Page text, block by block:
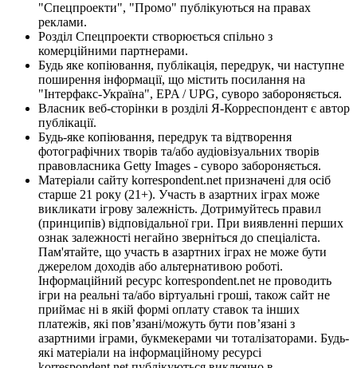
"Спецпроекти", "Промо" публікуються на правах
реклами.
Розділ Спецпроекти створюється спільно з
комерційними партнерами.
Будь яке копіювання, публікація, передрук, чи наступне
поширення інформації, що містить посилання на
"Інтерфакс-Україна", EPA / UPG, суворо забороняється.
Власник веб-сторінки в розділі Я-Корреспондент є автор
публікації.
Будь-яке копіювання, передрук та відтворення
фотографічних творів та/або аудіовізуальних творів
правовласника Getty Images - суворо забороняється.
Матеріали сайту korrespondent.net призначені для осіб
старше 21 року (21+). Участь в азартних іграх може
викликати ігрову залежність. Дотримуйтесь правил
(принципів) відповідальної гри. При виявленні перших
ознак залежності негайно зверніться до спеціаліста.
Пам'ятайте, що участь в азартних іграх не може бути
джерелом доходів або альтернативою роботі.
Інформаційний ресурс korrespondent.net не проводить
ігри на реальні та/або віртуальні гроші, також сайт не
приймає ні в якій формі оплату ставок та інших
платежів, які пов’язані/можуть бути пов’язані з
азартними іграми, букмекерами чи тоталізаторами. Будь-
які матеріали на інформаційному ресурсі